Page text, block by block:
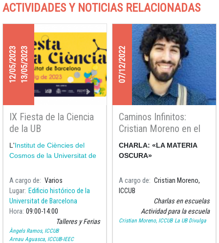
ACTIVIDADES Y NOTICIAS RELACIONADAS
12/05/202313/05/2023
IX Fiesta de la Ciencia
de la UB
L'Institut de Ciències del
Cosmos de la Universitat de
A cargo de
Varios
Lugar Edificio histórico de la
Universitat de Barcelona
Hora 09:00 14:00
Talleres y Ferias
Àngels Ramos, ICCUB
Arnau Aguasca, ICCUB-IEEC
07/12/2022
Caminos Infinitos:
Cristian Moreno en el
IES Castelló d'Empúries
CHARLA: «LA MATERIA
OSCURA»
A cargo de
Cristian Moreno,
ICCUB
Charlas en escuelas
Actividad para la escuela
Cristian Moreno, ICCUB La UB Divulga